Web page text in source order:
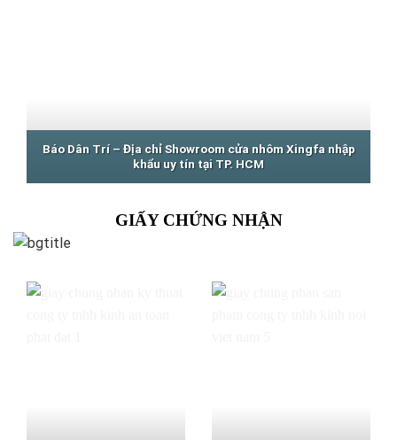
Báo Dân Trí – Địa chỉ Showroom cửa nhôm Xingfa nhập
khẩu uy tín tại TP. HCM
GIẤY CHỨNG NHẬN